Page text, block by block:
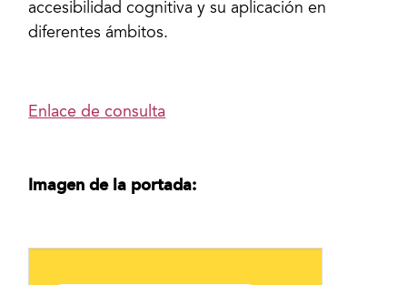
accesibilidad cognitiva y su aplicación en
diferentes ámbitos.
Enlace de consulta
Imagen de la portada: